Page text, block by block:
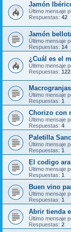
Jamón
Último mensaje
Respuestas: 42
Jamón
Último mensaje
Respuestas: 14
¿Cuál es el
Último mensaje
Respuestas: 122
Último mensaje
Respuestas: 1
Chorizo con
Último mensaje
Respuestas: 4
Paletilla
Último mensaje
Respuestas: 1
El codigo
Último mensaje
Respuestas: 1
Buen vino
Último mensaje
Respuestas: 1
Abrir tienda
Último mensaje
Respuestas: 2